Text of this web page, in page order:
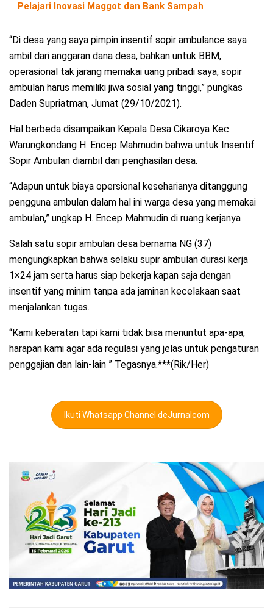
Pelajari Inovasi Maggot dan Bank Sampah
“Di desa yang saya pimpin insentif sopir ambulance saya
ambil dari anggaran dana desa, bahkan untuk BBM,
operasional tak jarang memakai uang pribadi saya, sopir
ambulan harus memiliki jiwa sosial yang tinggi,” pungkas
Daden Supriatman, Jumat (29/10/2021).
Hal berbeda disampaikan Kepala Desa Cikaroya Kec.
Warungkondang H. Encep Mahmudin bahwa untuk Insentif
Sopir Ambulan diambil dari penghasilan desa.
“Adapun untuk biaya opersional keseharianya ditanggung
pengguna ambulan dalam hal ini warga desa yang memakai
ambulan,” ungkap H. Encep Mahmudin di ruang kerjanya
Salah satu sopir ambulan desa bernama NG (37)
mengungkapkan bahwa selaku supir ambulan durasi kerja
1×24 jam serta harus siap bekerja kapan saja dengan
insentif yang minim tanpa ada jaminan kecelakaan saat
menjalankan tugas.
“Kami keberatan tapi kami tidak bisa menuntut apa-apa,
harapan kami agar ada regulasi yang jelas untuk pengaturan
penggajian dan lain-lain ” Tegasnya.***(Rik/Her)
Ikuti Whatsapp Channel deJurnalcom